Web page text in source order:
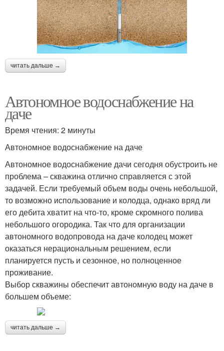
читать дальше →
Автономное водоснабжение на
даче
Время чтения: 2 минуты
Автономное водоснабжение на даче
Автономное водоснабжение дачи сегодня обустроить не
проблема – скважина отлично справляется с этой
задачей. Если требуемый объем воды очень небольшой,
то возможно использование и колодца, однако вряд ли
его дебита хватит на что-то, кроме скромного полива
небольшого огородика. Так что для организации
автономного водопровода на даче колодец может
оказаться нерациональным решением, если
планируется пусть и сезонное, но полноценное
проживание.
Выбор скважины обеспечит автономную воду на даче в
большем объеме:
читать дальше →